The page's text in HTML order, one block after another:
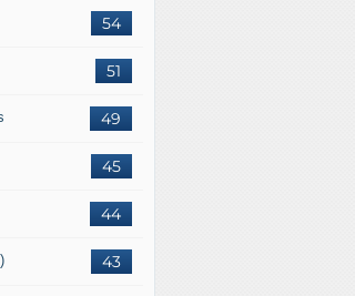
54
51
49
45
44
43